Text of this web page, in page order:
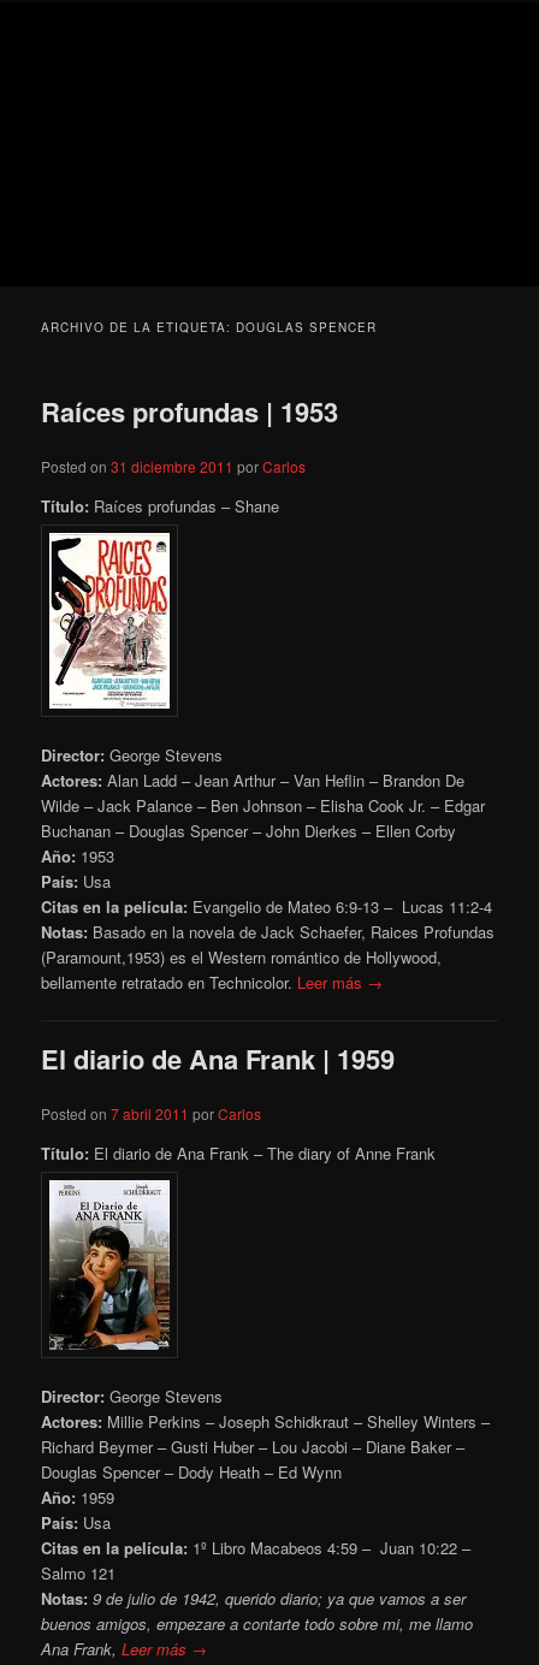
ARCHIVO DE LA ETIQUETA: DOUGLAS SPENCER
Raíces profundas | 1953
Posted on31 diciembre 2011 porCarlos
Título: Raíces profundas – Shane
Director: George Stevens
Actores: Alan Ladd – Jean Arthur – Van Heflin – Brandon De
Wilde – Jack Palance – Ben Johnson – Elisha Cook Jr. – Edgar
Buchanan – Douglas Spencer – John Dierkes – Ellen Corby
Año: 1953
País: Usa
Citas en la película: Evangelio de Mateo 6:9-13 – Lucas 11:2-4
Notas: Basado en la novela de Jack Schaefer, Raices Profundas
(Paramount,1953) es el Western romántico de Hollywood,
bellamente retratado en Technicolor. Leer más →
El diario de Ana Frank | 1959
Posted on7 abril 2011 porCarlos
Título: El diario de Ana Frank – The diary of Anne Frank
Director: George Stevens
Actores: Millie Perkins – Joseph Schidkraut – Shelley Winters –
Richard Beymer – Gusti Huber – Lou Jacobi – Diane Baker –
Douglas Spencer – Dody Heath – Ed Wynn
Año: 1959
País: Usa
Citas en la película: 1º Libro Macabeos 4:59 – Juan 10:22 –
Salmo 121
Notas:9 de julio de 1942, querido diario; ya que vamos a ser
buenos amigos, empezare a contarte todo sobre mi, me llamo
Ana Frank,Leer más →